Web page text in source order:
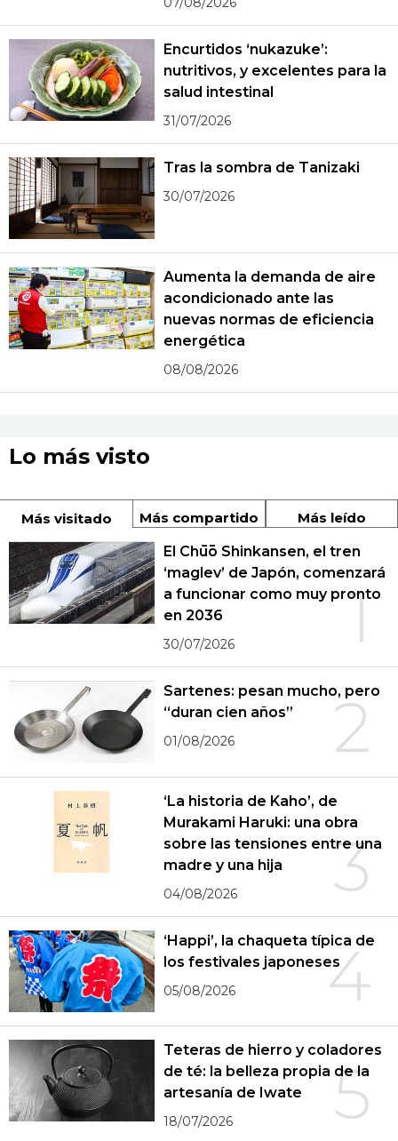
Encurtidos ‘nukazuke’:
nutritivos, y excelentes para la
salud intestinal
31/07/2026
Tras la sombra de Tanizaki
30/07/2026
Aumenta la demanda de aire
acondicionado ante las
nuevas normas de eficiencia
energética
08/08/2026
Lo más visto
Más visitado Más compartido Más leído
1
El Chūō Shinkansen, el tren
‘maglev’ de Japón, comenzará
a funcionar como muy pronto
en 2036
30/07/2026
2
Sartenes: pesan mucho, pero
“duran cien años”
01/08/2026
3
‘La historia de Kaho’, de
Murakami Haruki: una obra
sobre las tensiones entre una
madre y una hija
04/08/2026
4
‘Happi’, la chaqueta típica de
los festivales japoneses
05/08/2026
5
Teteras de hierro y coladores
de té: la belleza propia de la
artesanía de Iwate
18/07/2026